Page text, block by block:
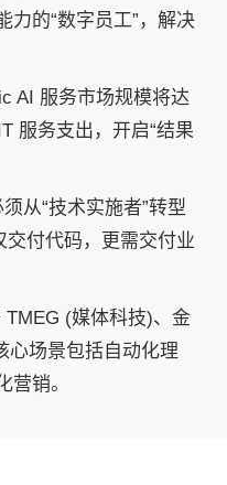
力的“数字员工”，解决
AI 服务市场规模将达
服务支出，开启“结果
从“技术实施者”转型
交付代码，更需交付业
(媒体科技)、金
心场景包括自动化理
营销。